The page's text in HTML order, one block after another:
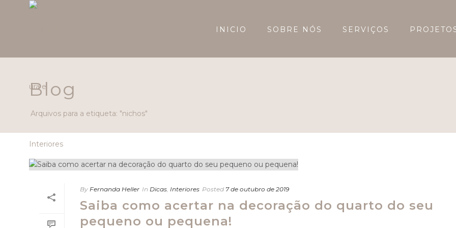
INICIO SOBRE NÓS SERVIÇOS
Blog
Arquivos para a etiqueta: "nichos"
By Fernanda Heller In Dicas, Interiores Posted 7 de outubro de 2019
Saiba como acertar na decoração do quarto do seu
pequeno ou pequena!